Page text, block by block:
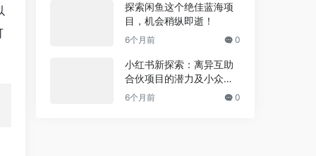
探索闲鱼这个绝佳蓝海项
目，机会稍纵即逝！
6个月前 0
小红书新探索：离异互助
合伙项目的潜力及小众商
机的掘金机会
6个月前 0